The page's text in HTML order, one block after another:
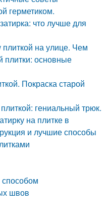
герметиком.
что лучше для
на улице. Чем
плитки: основные
Покраска старой
гениальный трюк.
на плитке в
и лучшие способы
швов